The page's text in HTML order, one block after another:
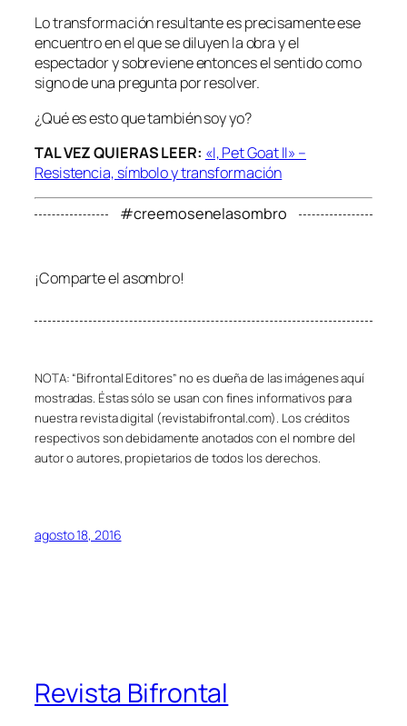
Lo transformación resultante es precisamente ese
encuentro en el que se diluyen la obra y el
espectador y sobreviene entonces el sentido como
signo de una pregunta por resolver.
¿Qué es esto que también soy yo?
TAL VEZ QUIERAS LEER: «I, Pet Goat II» –
Resistencia, símbolo y transformación
#creemosenelasombro
¡Comparte el asombro!
NOTA: “Bifrontal Editores” no es dueña de las imágenes aquí
mostradas. Éstas sólo se usan con fines informativos para
nuestra revista digital (revistabifrontal.com). Los créditos
respectivos son debidamente anotados con el nombre del
autor o autores, propietarios de todos los derechos.
agosto 18, 2016
Revista Bifrontal